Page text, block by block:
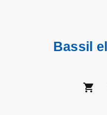
Bassil